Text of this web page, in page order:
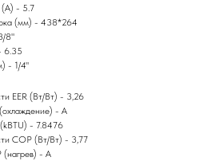
(А) - 5.7
(мм) - 438*264
8"
6.35
- 1/4"
EER (Вт/Вт) - 3,26
- A
(kBTU) - 7.8476
COP (Вт/Вт) - 3,77
(нагрев) - A